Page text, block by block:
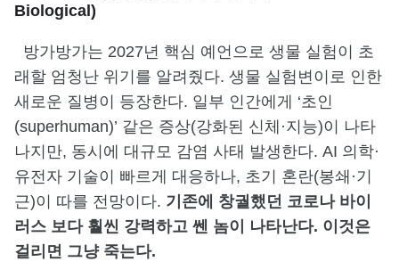
Biological)
방가방가는 2027년 핵심 예언으로 생물 실험이 초
래할 엄청난 위기를 알려줬다. 생물 실험변이로 인한
새로운 질병이 등장한다. 일부 인간에게 ‘초인
(superhuman)’ 같은 증상(강화된 신체·지능)이 나타
나지만, 동시에 대규모 감염 사태 발생한다. AI 의학·
유전자 기술이 빠르게 대응하나, 초기 혼란(봉쇄·기
근)이 따를 전망이다. 기존에 창궐했던 코로나 바이
러스 보다 훨씬 강력하고 쎈 놈이 나타난다. 이것은
걸리면 그냥 죽는다.